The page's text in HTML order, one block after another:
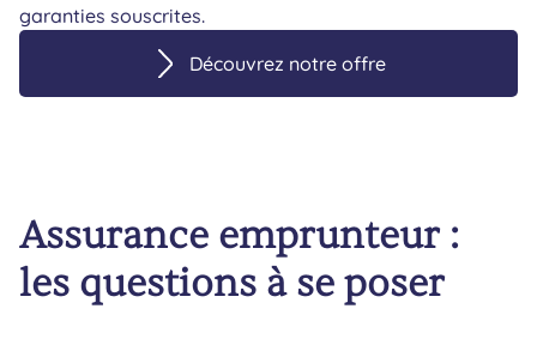
garanties souscrites.
Découvrez notre offre
Assurance emprunteur :
les questions à se poser